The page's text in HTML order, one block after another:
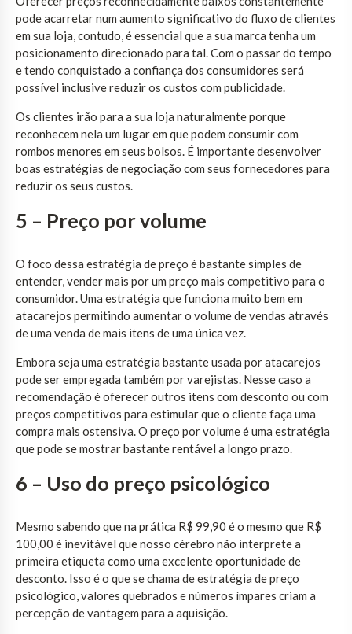
pode acarretar num aumento significativo do fluxo de clientes
em sua loja, contudo, é essencial que a sua marca tenha um
posicionamento direcionado para tal. Com o passar do tempo
e tendo conquistado a confiança dos consumidores será
possível inclusive reduzir os custos com publicidade.
Os clientes irão para a sua loja naturalmente porque
reconhecem nela um lugar em que podem consumir com
rombos menores em seus bolsos. É importante desenvolver
boas estratégias de negociação com seus fornecedores para
reduzir os seus custos.
5 – Preço por volume
O foco dessa estratégia de preço é bastante simples de
entender, vender mais por um preço mais competitivo para o
consumidor. Uma estratégia que funciona muito bem em
atacarejos permitindo aumentar o volume de vendas através
de uma venda de mais itens de uma única vez.
Embora seja uma estratégia bastante usada por atacarejos
pode ser empregada também por varejistas. Nesse caso a
recomendação é oferecer outros itens com desconto ou com
preços competitivos para estimular que o cliente faça uma
compra mais ostensiva. O preço por volume é uma estratégia
que pode se mostrar bastante rentável a longo prazo.
6 – Uso do preço psicológico
Mesmo sabendo que na prática R$ 99,90 é o mesmo que R$
100,00 é inevitável que nosso cérebro não interprete a
primeira etiqueta como uma excelente oportunidade de
desconto. Isso é o que se chama de estratégia de preço
psicológico, valores quebrados e números ímpares criam a
percepção de vantagem para a aquisição.